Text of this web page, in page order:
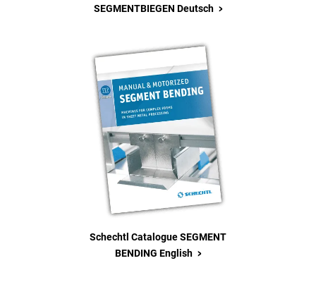
SEGMENTBIEGEN Deutsch >
Schechtl Catalogue SEGMENT
BENDING English >